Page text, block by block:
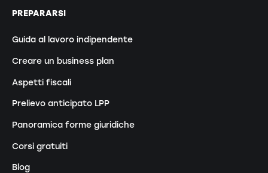
PREPARARSI
Guida al lavoro indipendente
Creare un business plan
Aspetti fiscali
Prelievo anticipato LPP
Panoramica forme giuridiche
Corsi gratuiti
Blog